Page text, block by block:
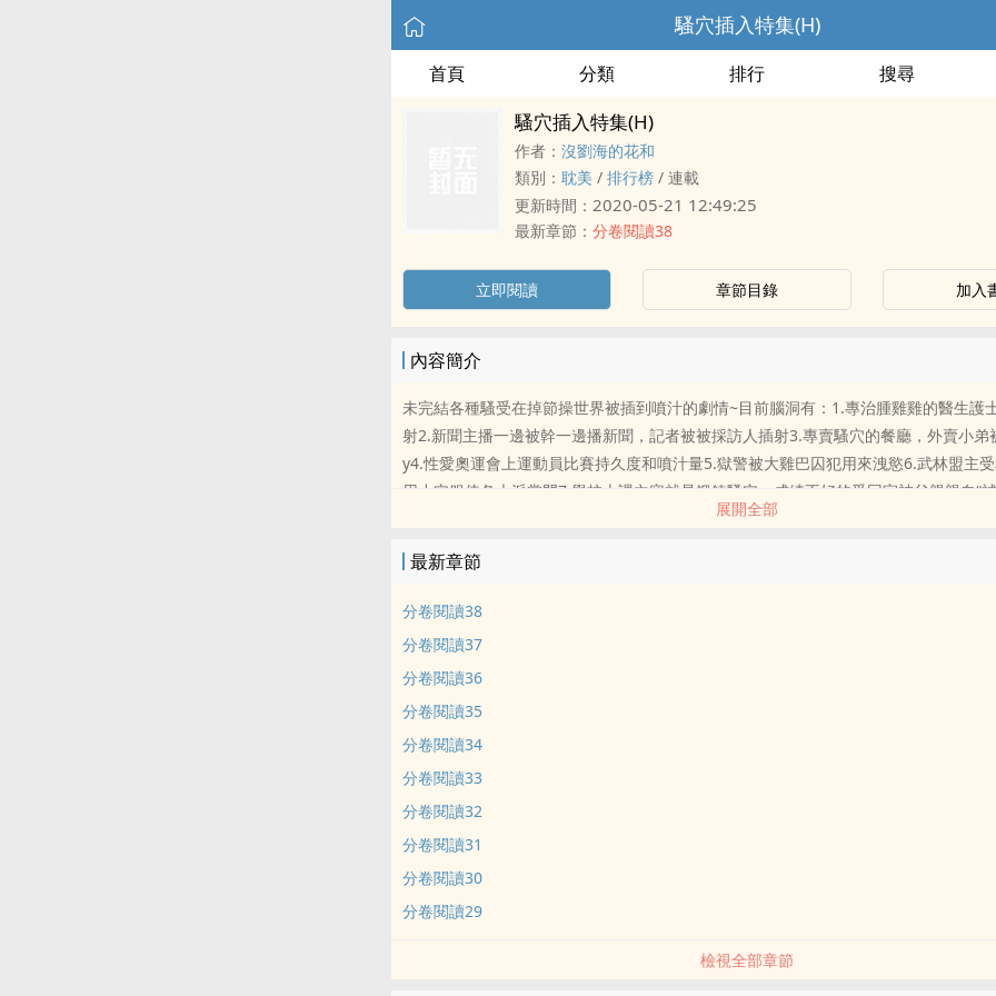
騷穴插入特集(H)
首頁 分類 排行 搜尋
騷穴插入特集(H)
作者： 沒劉海的花和
類別： 耽美 / 排行榜 / 連載
更新時間： 2020-05-21 12:49:25
最新章節： 分卷閱讀38
立即閱讀 章節目錄 加入
內容簡介
未完結各種騷受在掉節操世界​‍‌被‍‌插‎到噴汁的劇情~目前腦洞有：1.專治腫雞雞的醫生護
射2.新聞主播一邊被幹一邊播新聞，記者被被採訪人插射3.專賣騷穴的餐廳，外賣小弟
y4.性愛奧運會上運動員比賽持久度和噴汁量5.獄警被大雞巴囚犯用來洩慾6.武林盟主
用­​­小​‍穴​­服侍各大派掌門7.學校上課內容就是鍛鍊騷穴，成績不好的受回家被父親親自“
狼受被巡邏警官抵在地鐵門上插射，拉到公廁射尿9.大屁股體育特長生淪為學長們的肉
展開全部
最新章節
分卷閱讀38
分卷閱讀37
分卷閱讀36
分卷閱讀35
分卷閱讀34
分卷閱讀33
分卷閱讀32
分卷閱讀31
分卷閱讀30
分卷閱讀29
檢視全部章節